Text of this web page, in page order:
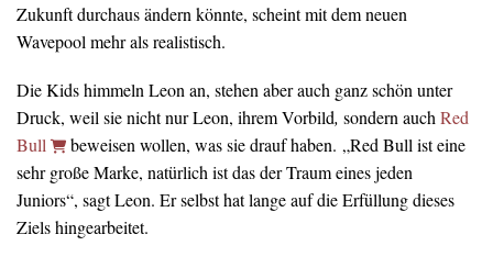
Zukunft durchaus ändern könnte, scheint mit dem neuen
Wavepool mehr als realistisch.
Die Kids himmeln Leon an, stehen aber auch ganz schön unter
Druck, weil sie nicht nur Leon, ihrem Vorbild, sondern auchRed
Bull
beweisen wollen, was sie drauf haben. „Red Bull ist eine
sehr große Marke, natürlich ist das der Traum eines jeden
Juniors“, sagt Leon. Er selbst hat lange auf die Erfüllung dieses
Ziels hingearbeitet.